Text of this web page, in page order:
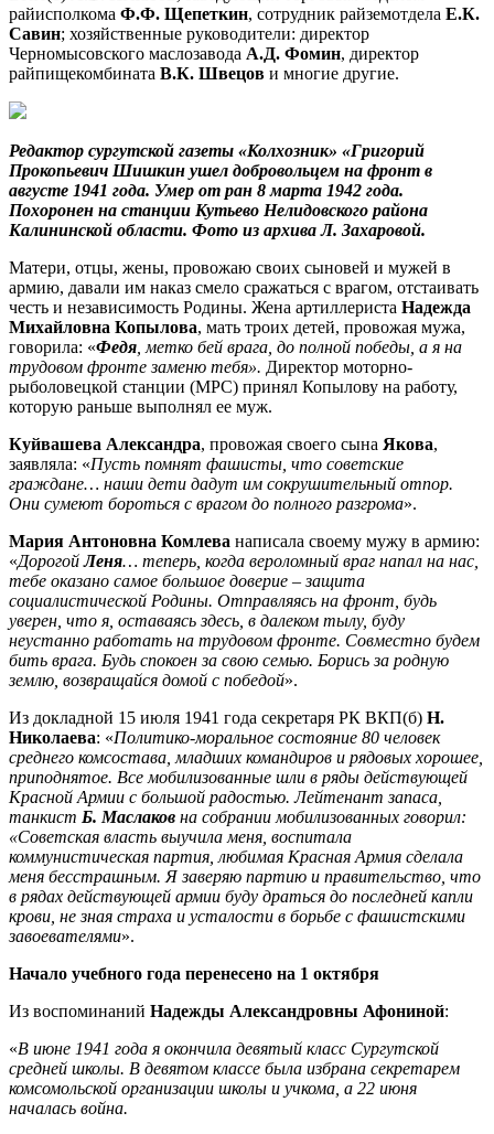
райисполкома Ф.Ф. Щепеткин, сотрудник райземотдела Е.К.
Савин; хозяйственные руководители: директор
Черномысовского маслозавода А.Д. Фомин, директор
райпищекомбината В.К. Швецов и многие другие.
Редактор сургутской газеты «Колхозник» «Григорий
Прокопьевич Шишкин ушел добровольцем на фронт в
августе 1941 года. Умер от ран 8 марта 1942 года.
Похоронен на станции Кутьево Нелидовского района
Калининской области. Фото из архива Л. Захаровой.
Матери, отцы, жены, провожаю своих сыновей и мужей в
армию, давали им наказ смело сражаться с врагом, отстаивать
честь и независимость Родины. Жена артиллериста Надежда
Михайловна Копылова, мать троих детей, провожая мужа,
говорила: «Федя , метко бей врага, до полной победы, а я на
трудовом фронте заменю тебя». Директор моторно-
рыболовецкой станции (МРС) принял Копылову на работу,
которую раньше выполнял ее муж.
Куйвашева Александра, провожая своего сына Якова,
заявляла: «Пусть помнят фашисты, что советские
граждане… наши дети дадут им сокрушительный отпор.
Они сумеют бороться с врагом до полного разгрома».
Мария Антоновна Комлева написала своему мужу в армию:
«ДорогойЛеня… теперь, когда вероломный враг напал на нас,
тебе оказано самое большое доверие – защита
социалистической Родины. Отправляясь на фронт, будь
уверен, что я, оставаясь здесь, в далеком тылу, буду
неустанно работать на трудовом фронте. Совместно будем
бить врага. Будь спокоен за свою семью. Борись за родную
землю, возвращайся домой с победой».
Из докладной 15 июля 1941 года секретаря РК ВКП(б) Н.
Николаева: «Политико-моральное состояние 80 человек
среднего комсостава, младших командиров и рядовых хорошее,
приподнятое. Все мобилизованные шли в ряды действующей
Красной Армии с большой радостью. Лейтенант запаса,
танкист Б. Маслаков на собрании мобилизованных говорил:
«Советская власть выучила меня, воспитала
коммунистическая партия, любимая Красная Армия сделала
меня бесстрашным. Я заверяю партию и правительство, что
в рядах действующей армии буду драться до последней капли
крови, не зная страха и усталости в борьбе с фашистскими
завоевателями».
Начало учебного года перенесено на 1 октября
Из воспоминаний Надежды Александровны Афониной:
«В июне 1941 года я окончила девятый класс Сургутской
средней школы. В девятом классе была избрана секретарем
комсомольской организации школы и учкома, а 22 июня
началась война.